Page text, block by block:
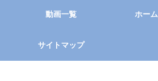
動画一覧 ホーム
サイトマップ